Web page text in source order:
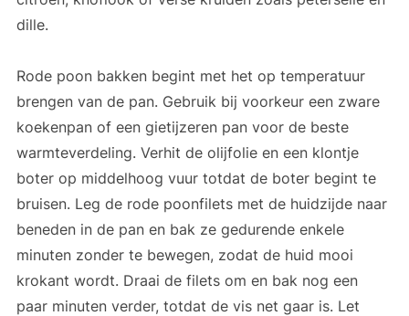
dille.
Rode poon bakken begint met het op temperatuur
brengen van de pan. Gebruik bij voorkeur een zware
koekenpan of een gietijzeren pan voor de beste
warmteverdeling. Verhit de olijfolie en een klontje
boter op middelhoog vuur totdat de boter begint te
bruisen. Leg de rode poonfilets met de huidzijde naar
beneden in de pan en bak ze gedurende enkele
minuten zonder te bewegen, zodat de huid mooi
krokant wordt. Draai de filets om en bak nog een
paar minuten verder, totdat de vis net gaar is. Let